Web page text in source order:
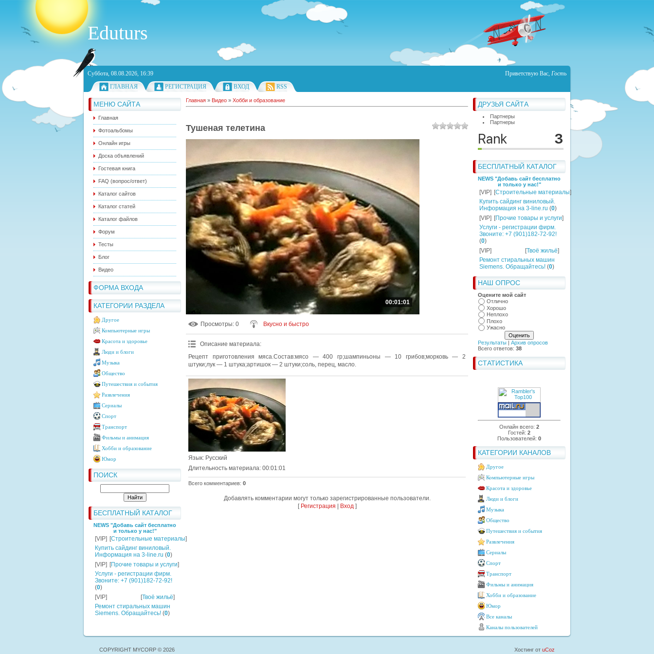
Eduturs
Суббота, 08.08.2026, 16:39 Приветствую Вас, Гость
ГЛАВНАЯ
РЕГИСТРАЦИЯ ВХОД RSS
МЕНЮ САЙТА
Главная
Фотоальбомы
Онлайн игры
Доска объявлений
Гостевая книга
FAQ (вопрос/ответ)
Каталог сайтов
Каталог статей
Каталог файлов
Форум
Тесты
Блог
Видео
ФОРМА ВХОДА
КАТЕГОРИИ РАЗДЕЛА
Другое
Компьютерные игры
Красота и здоровье
Люди и блоги
Музыка
Общество
Путешествия и события
Развлечения
Сериалы
Спорт
Транспорт
Фильмы и анимация
Хобби и образование
Юмор
ПОИСК
БЕСПЛАТНЫЙ КАТАЛОГ
NEWS "Добавь сайт бесплатно
и только у нас!"
[VIP] [Строительные материалы]
Купить сайдинг виниловый.
Информация на 3-line.ru (0)
[VIP] [Прочие товары и услуги]
Услуги - регистрации фирм.
Звоните: +7 (901)182-72-92!
(0)
[VIP]
[Твоё жильё]
Ремонт стиральных машин
Siemens. Обращайтесь! (0)
ДРУЗЬЯ САЙТА
Партнеры
Партнеры
БЕСПЛАТНЫЙ КАТАЛОГ
NEWS "Добавь сайт бесплатно
и только у нас!"
[VIP] [Строительные материалы]
Купить сайдинг виниловый.
Информация на 3-line.ru (0)
[VIP] [Прочие товары и услуги]
Услуги - регистрации фирм.
Звоните: +7 (901)182-72-92!
(0)
[VIP]
[Твоё жильё]
Ремонт стиральных машин
Siemens. Обращайтесь! (0)
НАШ ОПРОС
Оцените мой сайт
Отлично
Хорошо
Неплохо
Плохо
Ужасно
Результаты | Архив опросов
Всего ответов: 38
СТАТИСТИКА
Онлайн всего: 2
Гостей: 2
Пользователей: 0
КАТЕГОРИИ КАНАЛОВ
Другое
Компьютерные игры
Красота и здоровье
Люди и блоги
Музыка
Общество
Путешествия и события
Развлечения
Сериалы
Спорт
Транспорт
Фильмы и анимация
Хобби и образование
Юмор
Все каналы
Каналы пользователей
Главная » Видео » Хобби и образование
Тушеная телетина
00:01:01
Просмотры: 0 Вкусно и быстро
Описание материала:
Рецепт приготовления мяса.Состав:мясо — 400 гр;шампиньоны — 10 грибов;морковь — 2
штуки;лук — 1 штука;артишок — 2 штуки;соль, перец, масло.
Язык: Русский
Длительность материала: 00:01:01
Всего комментариев: 0
Добавлять комментарии могут только зарегистрированные пользователи.
[ Регистрация Вход]
COPYRIGHT MYCORP © 2026 Хостинг от uCoz